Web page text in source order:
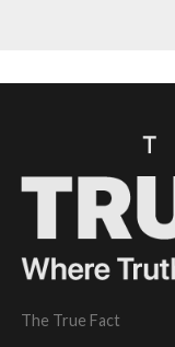
The True Fact